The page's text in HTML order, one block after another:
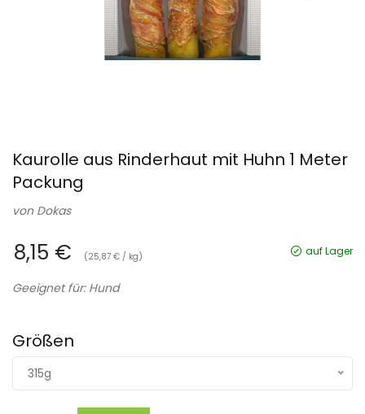
Kaurolle aus Rinderhaut mit Huhn 1 Meter
Packung
von Dokas
8,15 € (25,87 € / kg) auf Lager
Geeignet für: Hund
Größen
315g